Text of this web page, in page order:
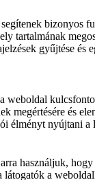
bizonyos
tartalmának
gyűjtése és
weboldal
megértésére és
élményt nyújtani a
használjuk,
látogatók a